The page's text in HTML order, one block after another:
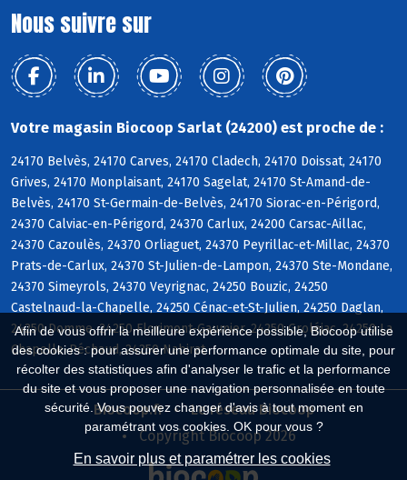
Afin de vous offrir la meilleure expérience possible, Biocoop utilise
des cookies : pour assurer une performance optimale du site, pour
récolter des statistiques afin d'analyser le trafic et la performance
du site et vous proposer une navigation personnalisée en toute
sécurité. Vous pouvez changer d'avis à tout moment en
paramétrant vos cookies. OK pour vous ?
En savoir plus et paramétrer les cookies
Nous suivre sur
Votre magasin Biocoop Sarlat (24200) est proche de :
24170 Belvès, 24170 Carves, 24170 Cladech, 24170 Doissat, 24170
Grives, 24170 Monplaisant, 24170 Sagelat, 24170 St-Amand-de-
Belvès, 24170 St-Germain-de-Belvès, 24170 Siorac-en-Périgord,
24370 Calviac-en-Périgord, 24370 Carlux, 24200 Carsac-Aillac,
24370 Cazoulès, 24370 Orliaguet, 24370 Peyrillac-et-Millac, 24370
Prats-de-Carlux, 24370 St-Julien-de-Lampon, 24370 Ste-Mondane,
24370 Simeyrols, 24370 Veyrignac, 24250 Bouzic, 24250
Castelnaud-la-Chapelle, 24250 Cénac-et-St-Julien, 24250 Daglan,
24250 Domme, 24250 Florimont-Gaumier, 24250 Groléjac, 24250 La
Chapelle-Péchaud, 24250 Nabirat
Biocoop.fr
Le réseau Biocoop
Copyright Biocoop 2026